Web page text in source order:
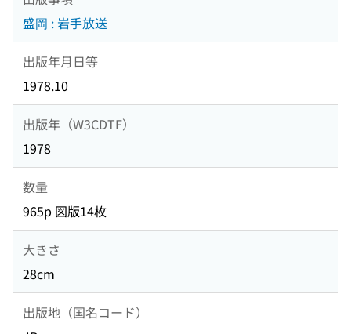
盛岡 : 岩手放送
出版年月日等
1978.10
出版年（W3CDTF）
1978
数量
965p 図版14枚
大きさ
28cm
出版地（国名コード）